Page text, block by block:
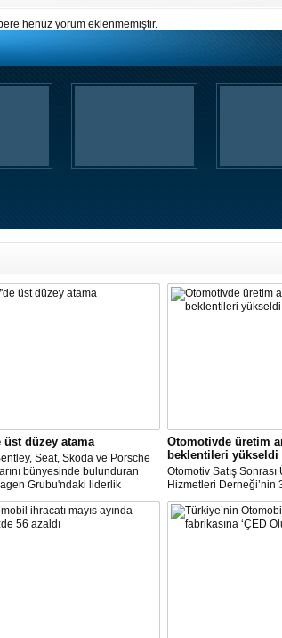
henüz yorum eklenmemiştir.
üst düzey atama
Seat, Skoda ve Porsche
bünyesinde bulunduran
Grubu'ndaki liderlik
şirketin güçlü işçi
maliyet indirimini
etmeye çalıştığı bir zamanda
Otomotivde üretim
beklentileri yükseldi
Otomotiv Satış Sonrası
Hizmetleri Derneği’nin
Etki Araştırması’na
eden şirketlerin oranı
Ara veren şirketler ise